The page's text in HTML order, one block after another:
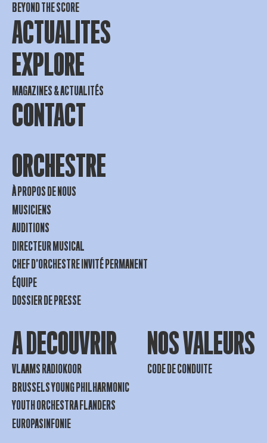
BEYOND THE SCORE
ACTUALITES
EXPLORE
MAGAZINES & ACTUALITÉS
CONTACT
ORCHESTRE
À PROPOS DE NOUS
MUSICIENS
AUDITIONS
DIRECTEUR MUSICAL
CHEF D’ORCHESTRE INVITÉ PERMANENT
ÉQUIPE
DOSSIER DE PRESSE
A DECOUVRIR
VLAAMS RADIOKOOR
BRUSSELS YOUNG PHILHARMONIC
YOUTH ORCHESTRA FLANDERS
EUROPASINFONIE
NOS VALEURS
CODE DE CONDUITE